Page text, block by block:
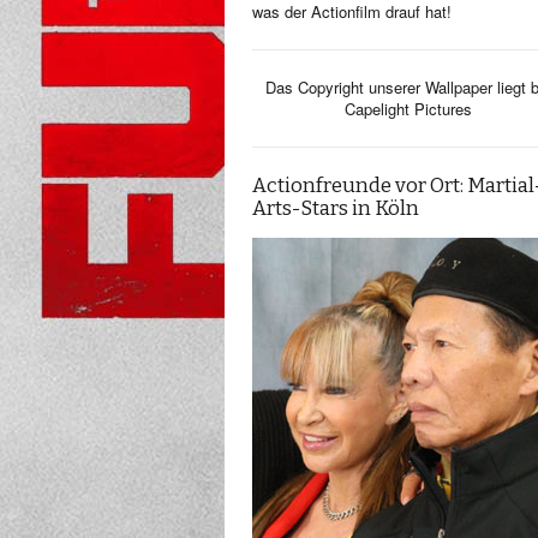
was der Actionfilm drauf hat!
Das Copyright unserer Wallpaper liegt
Capelight Pictures
Actionfreunde vor Ort:
Arts-Stars in Köln